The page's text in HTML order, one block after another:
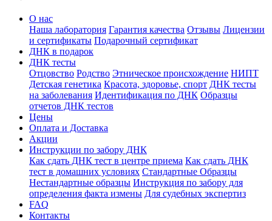
О нас
Наша лаборатория Гарантия качества Отзывы Лицензии
и сертификаты Подарочный сертификат
ДНК в подарок
ДНК тесты
Отцовство Родство Этническое происхождение НИПТ
Детская генетика Красота, здоровье, спорт ДНК тесты
на заболевания Идентификация по ДНК Образцы
отчетов ДНК тестов
Цены
Оплата и Доставка
Акции
Инструкции по забору ДНК
Как сдать ДНК тест в центре приема Как сдать ДНК
тест в домашних условиях Стандартные Образцы
Нестандартные образцы Инструкция по забору для
определения факта измены Для судебных экспертиз
FAQ
Контакты